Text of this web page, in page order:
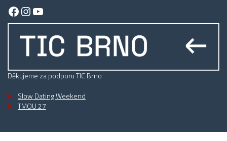
Facebook
Instagram
YouTube
Děkujeme za podporu TIC Brno
Slow Dating Weekend
TMOU 27